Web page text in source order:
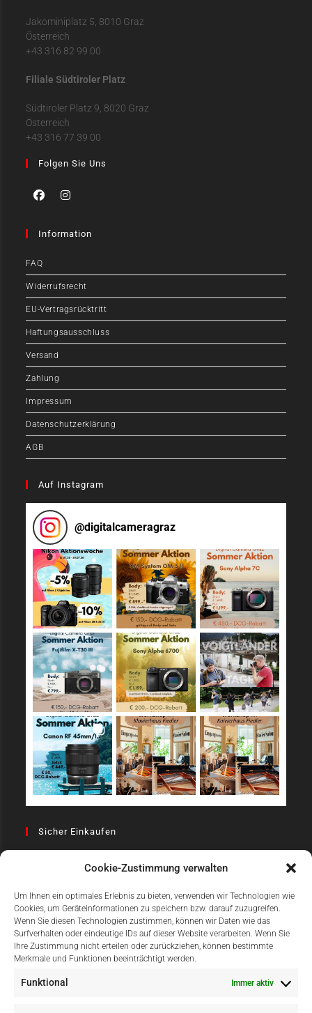
Cookie-Zustimmung verwalten
Um Ihnen ein optimales Erlebnis zu bieten, verwenden wir Technologien wie
Cookies, um Geräteinformationen zu speichern bzw. darauf zuzugreifen.
Wenn Sie diesen Technologien zustimmen, können wir Daten wie das
Surfverhalten oder eindeutige IDs auf dieser Website verarbeiten. Wenn Sie
Ihre Zustimmung nicht erteilen oder zurückziehen, können bestimmte
Merkmale und Funktionen beeinträchtigt werden.
Funktional Immer aktiv
Jakominiplatz 5, 8010 Graz
Österreich
+43 316 82 99 00
Filiale Südtiroler Platz
Südtiroler Platz 9, 8020 Graz
Österreich
+43 316 77 39 00
Folgen Sie Uns
Information
FAQ
Widerrufsrecht
EU-Vertragsrücktritt
Haftungsausschluss
Versand
Zahlung
Impressum
Datenschutzerklärung
AGB
Auf Instagram
@digitalcameragraz
Sicher Einkaufen
Einfach Online Bezahlen